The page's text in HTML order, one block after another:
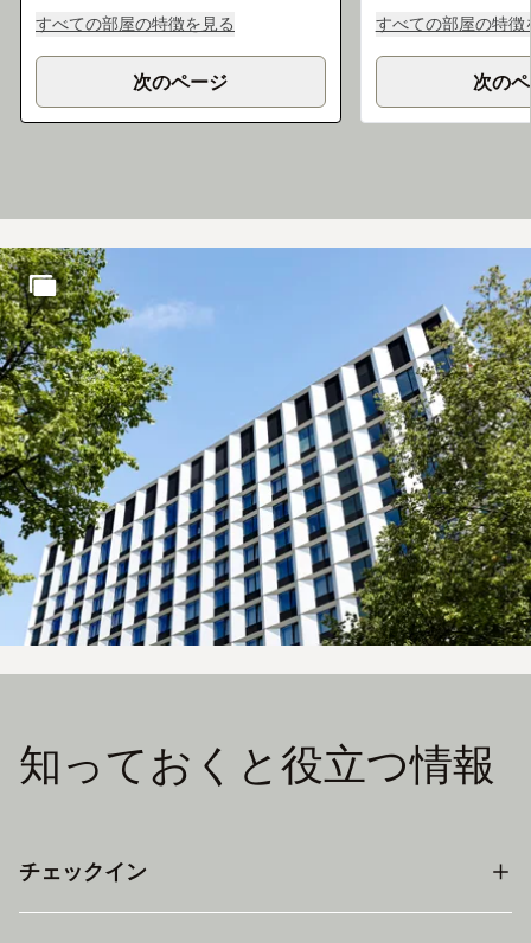
すべての部屋の特徴を見る
次のページ
すべての部屋の特徴
次の
知っておくと役立つ情報
チェックイン